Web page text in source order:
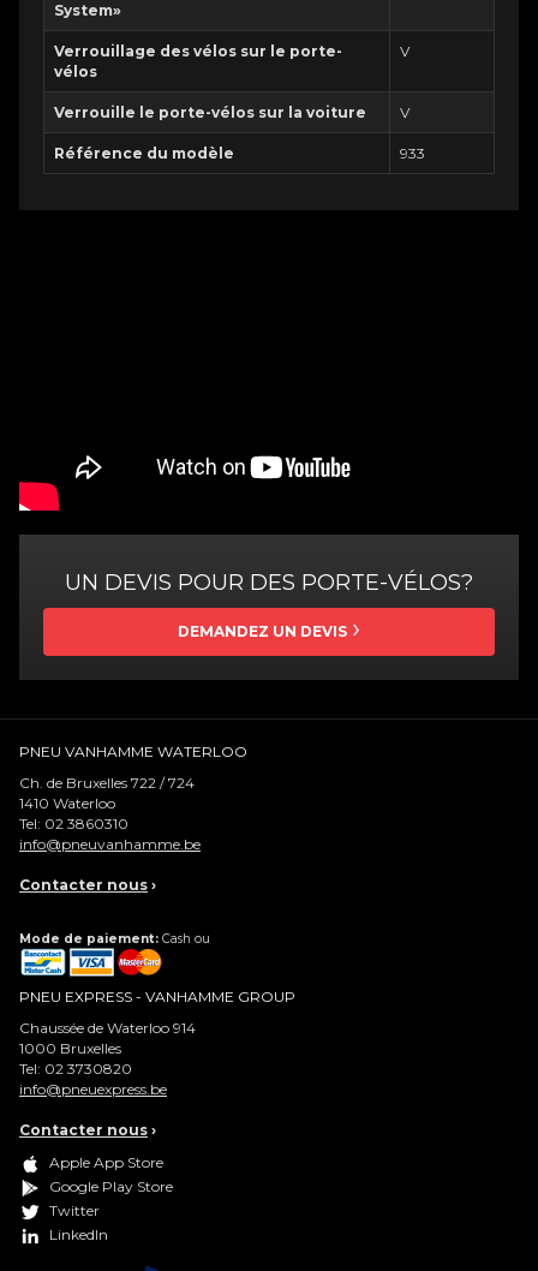
System»
Verrouillage des vélos sur le porte-
vélos
V
Verrouille le porte-vélos sur la voiture V
Référence du modèle 933
UN DEVIS POUR DES PORTE-VÉLOS?
DEMANDEZ UN DEVIS
PNEU VANHAMME WATERLOO
Ch. de Bruxelles 722 / 724
1410 Waterloo
Tel: 02 3860310
info@pneuvanhamme.be
Contacter nous ›
Mode de paiement: Cash ou
PNEU EXPRESS - VANHAMME GROUP
Chaussée de Waterloo 914
1000 Bruxelles
Tel: 02 3730820
info@pneuexpress.be
Contacter nous ›
Apple App Store
Google Play Store
Twitter
LinkedIn